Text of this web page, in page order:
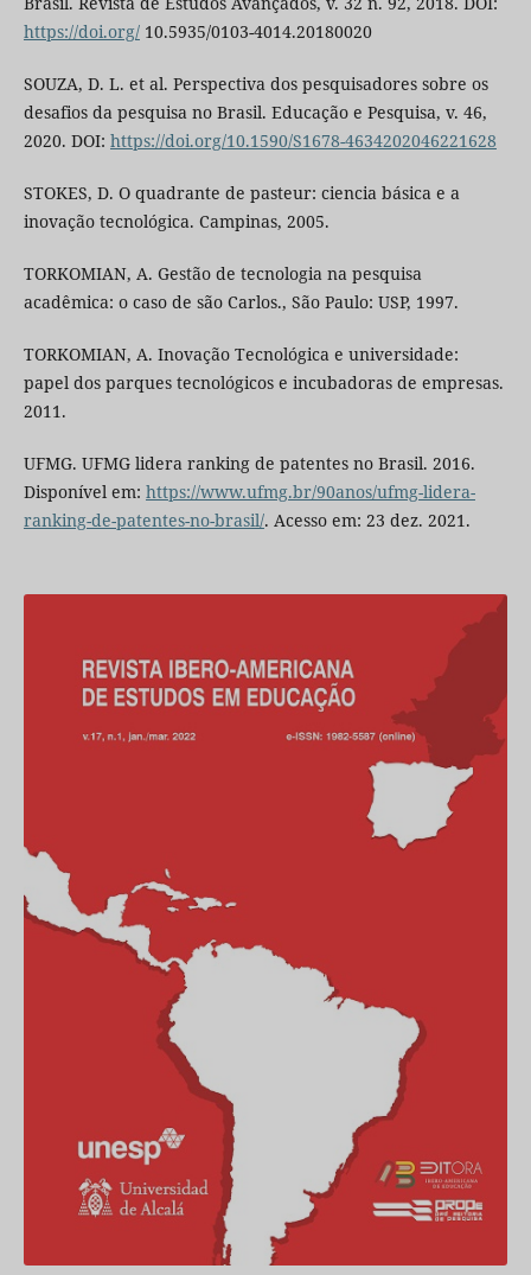
https://doi.org/10.5935/0103-4014.20180020
SOUZA, D. L. et al. Perspectiva dos pesquisadores sobre os
desafios da pesquisa no Brasil. Educação e Pesquisa, v. 46,
2020. DOI: https://doi.org/10.1590/S1678-4634202046221628
STOKES, D. O quadrante de pasteur: ciencia básica e a
inovação tecnológica. Campinas, 2005.
TORKOMIAN, A. Gestão de tecnologia na pesquisa
acadêmica: o caso de são Carlos., São Paulo: USP, 1997.
TORKOMIAN, A. Inovação Tecnológica e universidade:
papel dos parques tecnológicos e incubadoras de empresas.
2011.
UFMG. UFMG lidera ranking de patentes no Brasil. 2016.
Disponível em: https://www.ufmg.br/90anos/ufmg-lidera-
ranking-de-patentes-no-brasil/. Acesso em: 23 dez. 2021.